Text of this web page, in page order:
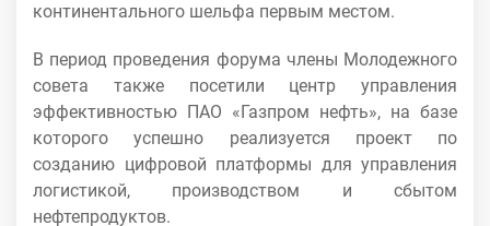
континентального шельфа первым местом.
В период проведения форума члены Молодежного
совета также посетили центр управления
эффективностью ПАО «Газпром нефть», на базе
которого успешно реализуется проект по
созданию цифровой платформы для управления
логистикой, производством и сбытом
нефтепродуктов.